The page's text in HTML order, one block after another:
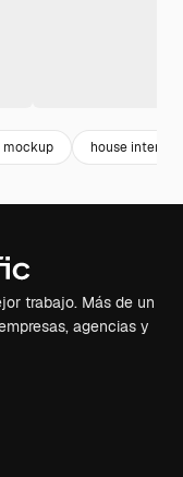
house interior
trabajo. Más de un
agencias y